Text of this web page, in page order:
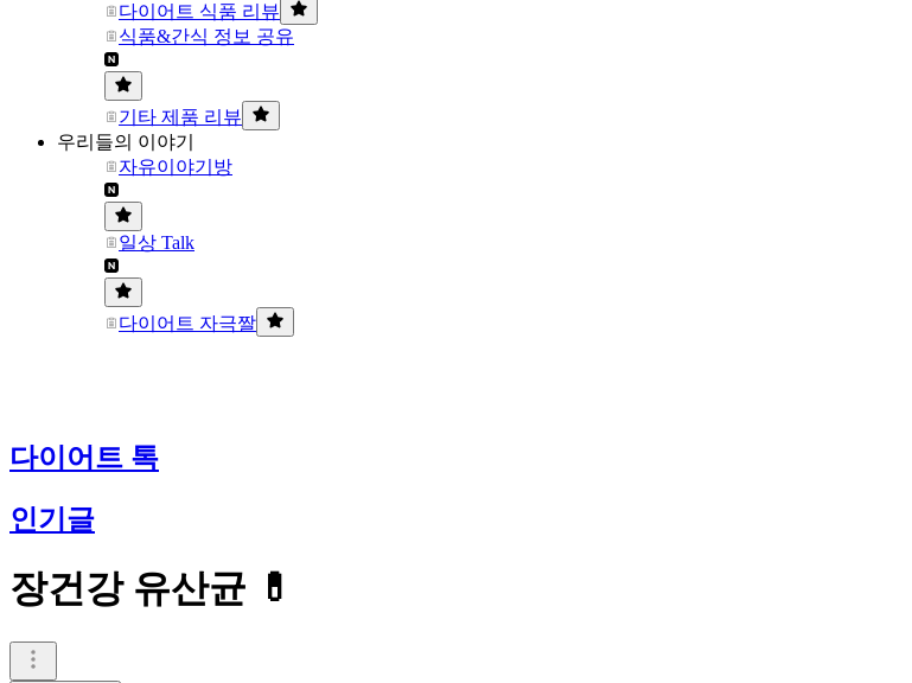
다이어트 식품 리뷰
식품&간식 정보 공유
기타 제품 리뷰
우리들의 이야기
자유이야기방
일상 Talk
다이어트 자극짤
다이어트 톡
인기글
장건강 유산균 💊